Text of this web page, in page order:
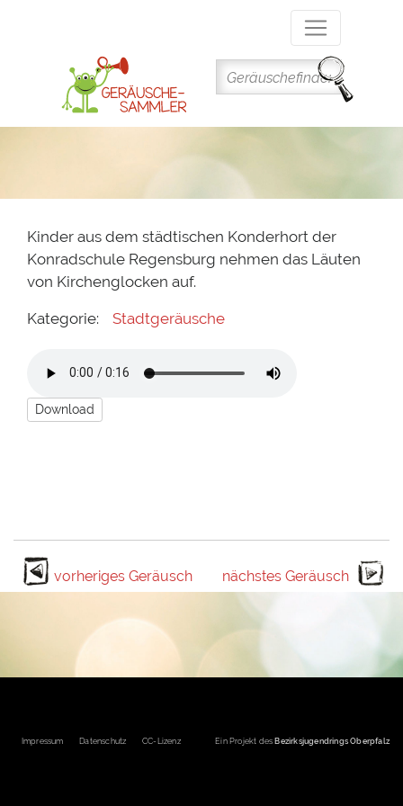
Inhalt
Kinder aus dem städtischen Konderhort der
Konradschule Regensburg nehmen das Läuten
von Kirchenglocken auf.
Kategorie: Stadtgeräusche
Download
vorheriges Geräusch nächstes Geräusch
Impressum Datenschutz CC-Lizenz Ein Projekt des Bezirksjugendrings Oberpfalz